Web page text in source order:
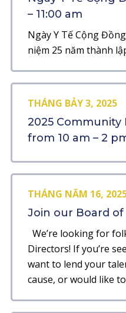
– 11:00 am
Ngày Y Tế Cộng
niệm 25 năm thành
THÁNG BẢY 3, 2025
2025 Community
from 10 am – 2
THÁNG NĂM 16,
Join our Board
We’re looking for
Directors! If you’re
want to lend your
cause, or would like